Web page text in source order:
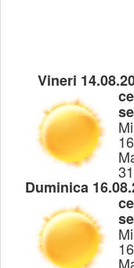
Vineri
Duminica